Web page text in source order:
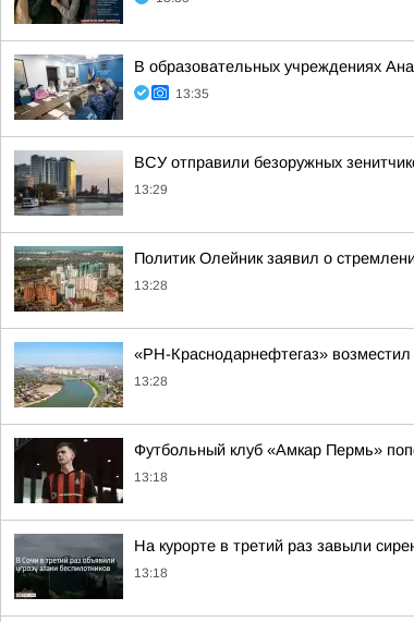
В образовательных учреждениях
13:35
ВСУ отправили безоружных
13:29
Политик Олейник заявил о
13:28
«РН-Краснодарнефтегаз»
13:28
Футбольный клуб «Амкар Пермь»
13:18
На курорте в третий раз завыли
13:18